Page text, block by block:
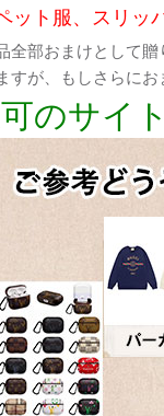
ト服、スリッ
全部おまけとして
すが、もしさらに
のサイ